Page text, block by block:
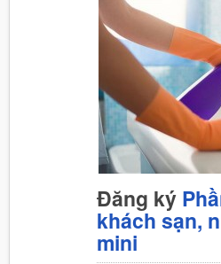
Đăng ký
khách sạn,
mini